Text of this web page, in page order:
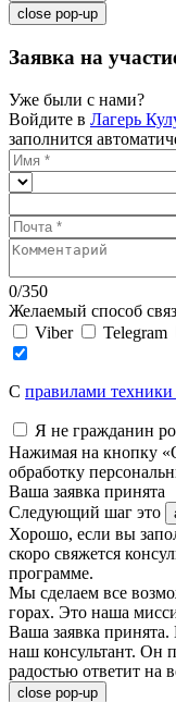
close pop-up
Заявка на
Уже были с нами?
Войдите в Лагерь
заполнится
0/350
Желаемый способ
Viber
Telegram
C правилами техники
Я не гражданин
Нажимая на кнопку
обработку
Ваша заявка принята
Следующий шаг это
Хорошо, если вы
скоро свяжется
программе.
Мы сделаем все
горах. Это наша
Ваша заявка
наш консультант. Он
радостью ответит на
close pop-up